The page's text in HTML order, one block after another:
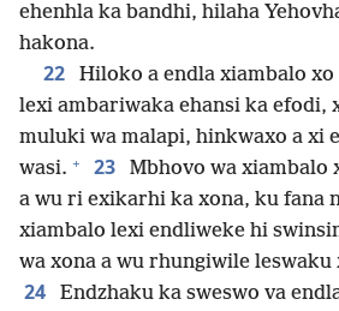
ehenhla ka bandhi, hilaha
hakona.
22
Hiloko a endla xiambalo
lexi ambariwaka ehansi ka efodi,
muluki wa malapi, hinkwaxo a xi
wasi. + 23
Mbhovo wa xiambalo
a wu ri exikarhi ka xona, ku fana
xiambalo lexi endliweke hi
wa xona a wu rhungiwile leswaku
24
Endzhaku ka sweswo va